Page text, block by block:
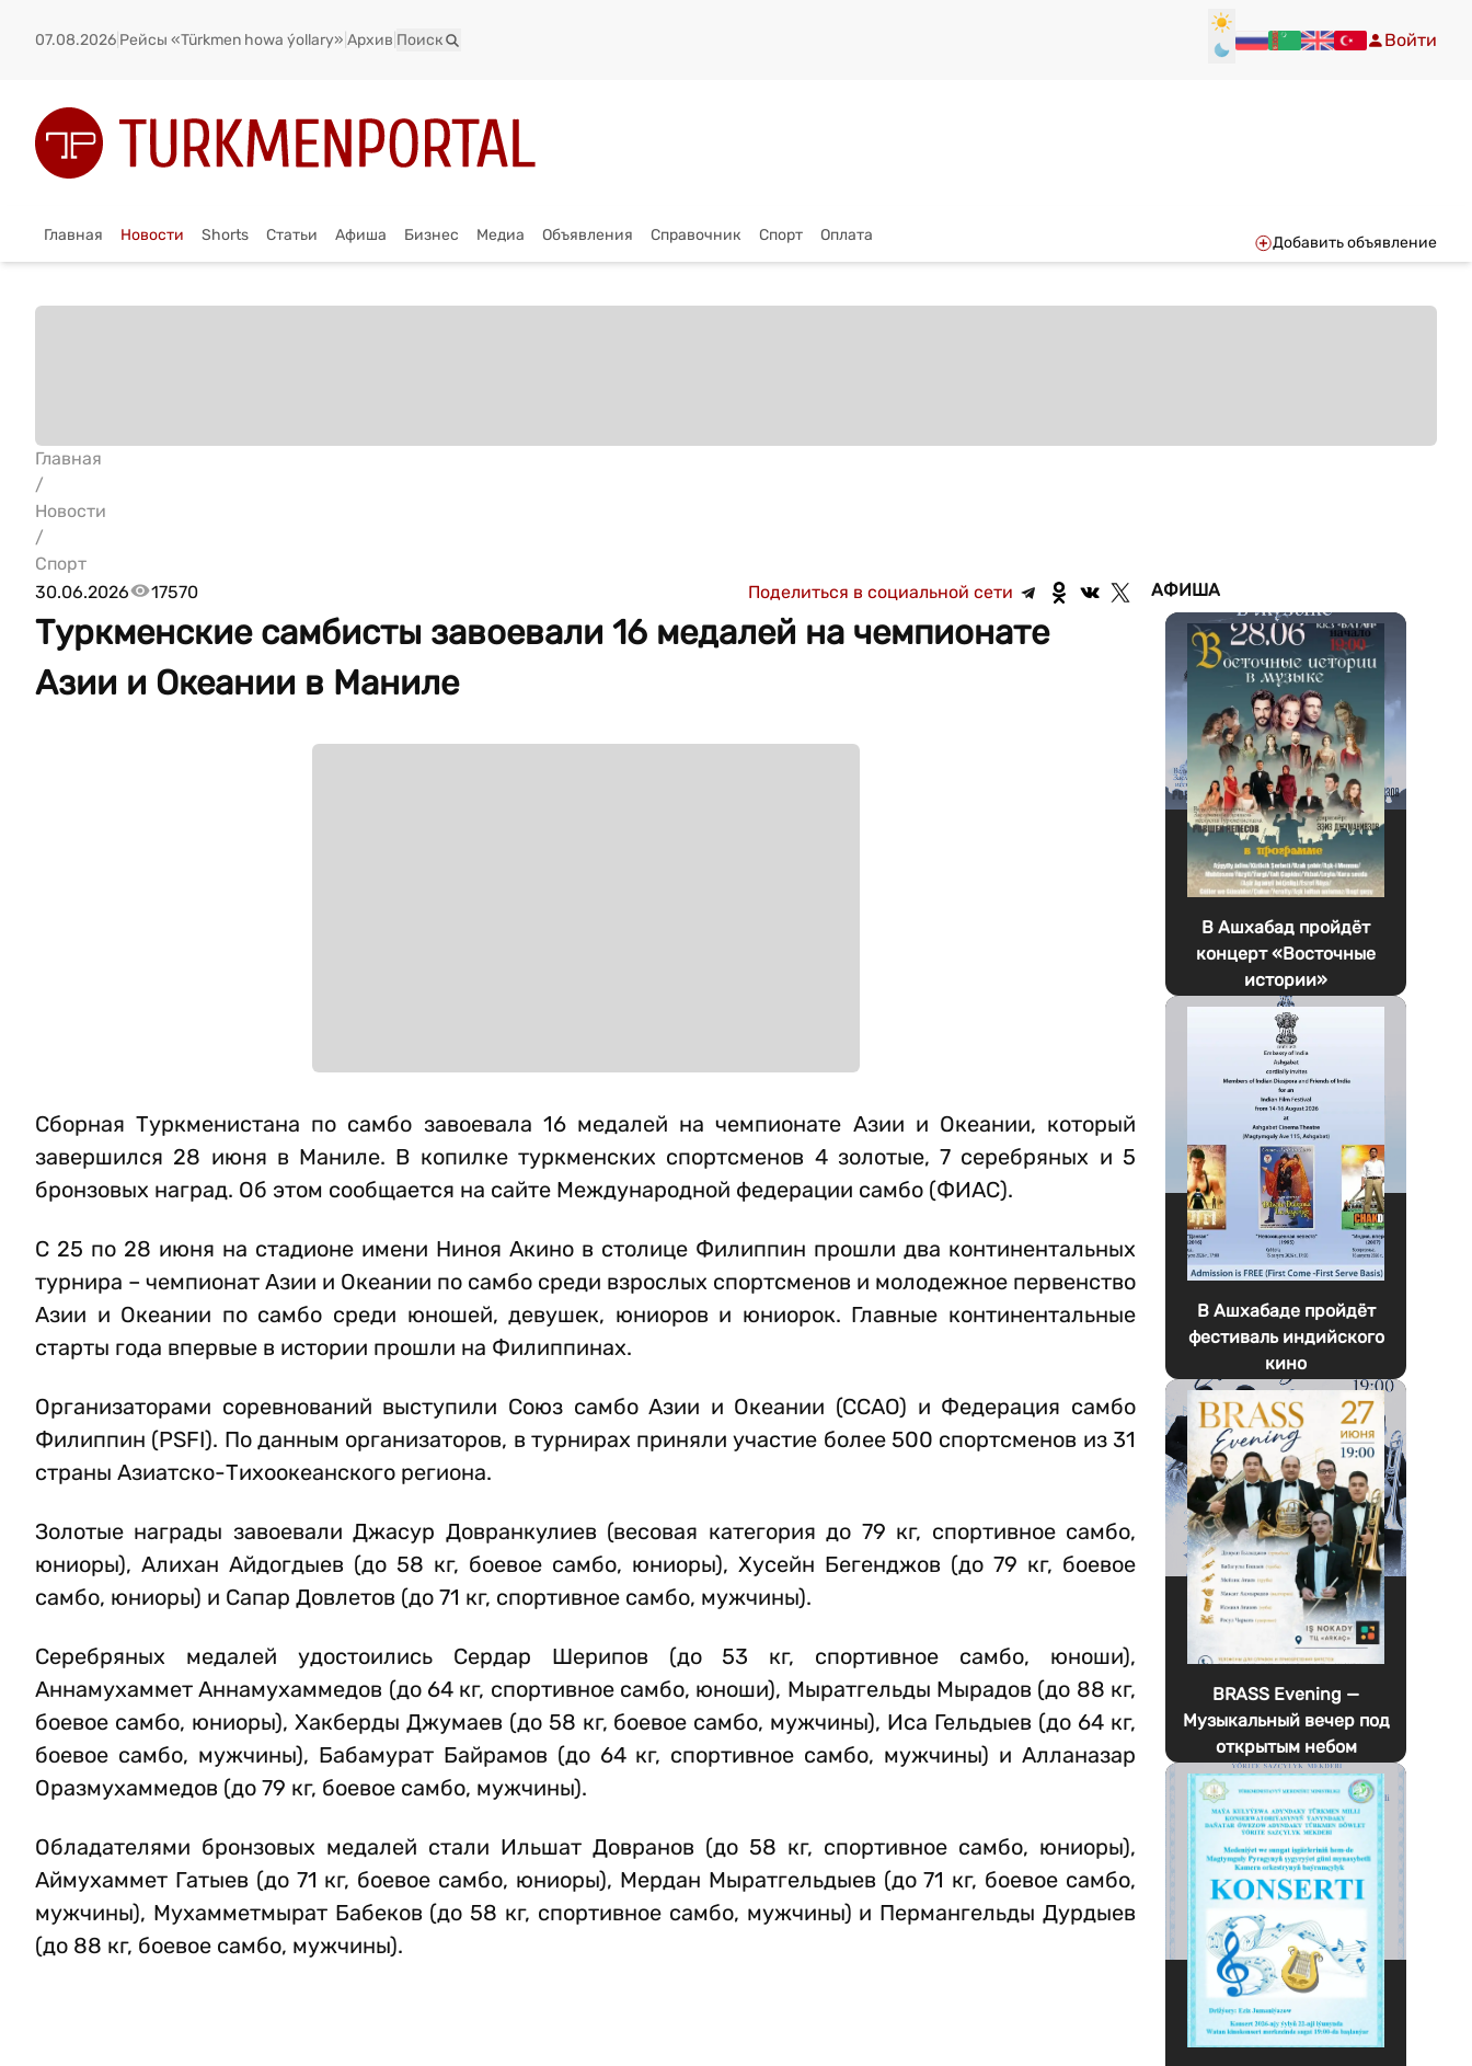
07.08.2026 Рейсы «Türkmen howa ýollary» Архив Поиск Войти
Главная Новости Shorts Статьи Афиша Бизнес Медиа Объявления Справочник Спорт Оплата Добавить объявление
Главная
/
Новости
/
Спорт
30.06.2026
17570 Поделиться в социальной сети
Туркменские самбисты завоевали 16 медалей на чемпионате
Азии и Океании в Маниле
Сборная Туркменистана по самбо завоевала 16 медалей на чемпионате Азии и Океании, который
завершился 28 июня в Маниле. В копилке туркменских спортсменов 4 золотые, 7 серебряных и 5
бронзовых наград. Об этом сообщается на сайте Международной федерации самбо (ФИАС).
С 25 по 28 июня на стадионе имени Ниноя Акино в столице Филиппин прошли два континентальных
турнира – чемпионат Азии и Океании по самбо среди взрослых спортсменов и молодежное первенство
Азии и Океании по самбо среди юношей, девушек, юниоров и юниорок. Главные континентальные
старты года впервые в истории прошли на Филиппинах.
Организаторами соревнований выступили Союз самбо Азии и Океании (ССАО) и Федерация самбо
Филиппин (PSFI). По данным организаторов, в турнирах приняли участие более 500 спортсменов из 31
страны Азиатско-Тихоокеанского региона.
Золотые награды завоевали Джасур Довранкулиев (весовая категория до 79 кг, спортивное самбо,
юниоры), Алихан Айдогдыев (до 58 кг, боевое самбо, юниоры), Хусейн Бегенджов (до 79 кг, боевое
самбо, юниоры) и Сапар Довлетов (до 71 кг, спортивное самбо, мужчины).
Серебряных медалей удостоились Сердар Шерипов (до 53 кг, спортивное самбо, юноши),
Аннамухаммет Аннамухаммедов (до 64 кг, спортивное самбо, юноши), Мыратгельды Мырадов (до 88 кг,
боевое самбо, юниоры), Хакберды Джумаев (до 58 кг, боевое самбо, мужчины), Иса Гельдыев (до 64 кг,
боевое самбо, мужчины), Бабамурат Байрамов (до 64 кг, спортивное самбо, мужчины) и Алланазар
Оразмухаммедов (до 79 кг, боевое самбо, мужчины).
Обладателями бронзовых медалей стали Ильшат Довранов (до 58 кг, спортивное самбо, юниоры),
Аймухаммет Гатыев (до 71 кг, боевое самбо, юниоры), Мердан Мыратгельдыев (до 71 кг, боевое самбо,
мужчины), Мухамметмырат Бабеков (до 58 кг, спортивное самбо, мужчины) и Пермангельды Дурдыев
(до 88 кг, боевое самбо, мужчины).
АФИША
В Ашхабад пройдёт
концерт «Восточные
истории»
В Ашхабаде пройдёт
фестиваль индийского
кино
BRASS Evening —
Музыкальный вечер под
открытым небом